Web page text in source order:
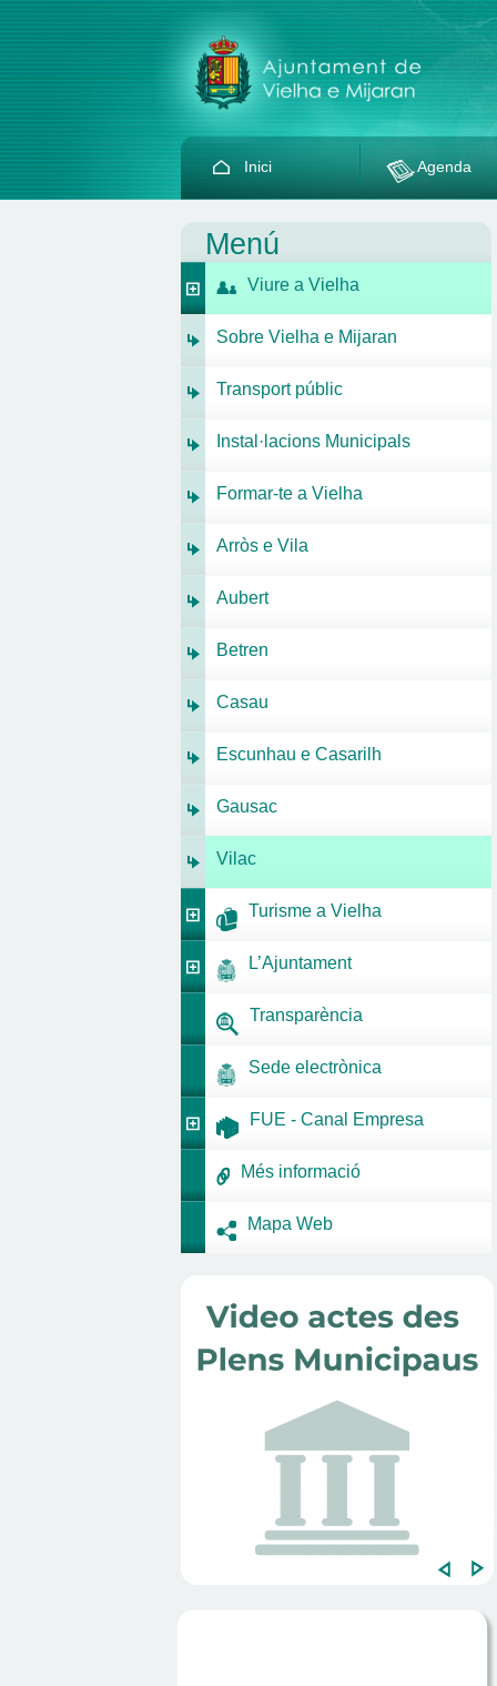
Inici Agenda
Menú
Viure a Vielha
Sobre Vielha e Mijaran
Transport públic
Instal·lacions Municipals
Formar-te a Vielha
Arròs e Vila
Aubert
Betren
Casau
Escunhau e Casarilh
Gausac
Vilac
Turisme a Vielha
L’Ajuntament
Transparència
Sede electrònica
FUE - Canal Empresa
Més informació
Mapa Web